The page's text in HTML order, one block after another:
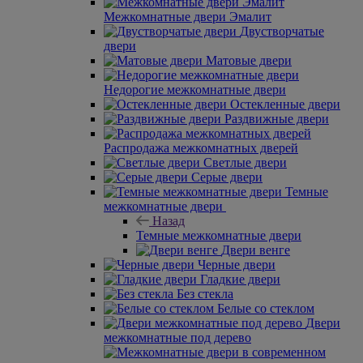
Межкомнатные двери Эмалит
Двустворчатые
двери
Матовые двери
Недорогие межкомнатные двери
Остекленные двери
Раздвижные двери
Распродажа межкомнатных дверей
Светлые двери
Серые двери
Темные
межкомнатные двери
Назад
Темные межкомнатные двери
Двери венге
Черные двери
Гладкие двери
Без стекла
Белые со стеклом
Двери
межкомнатные под дерево